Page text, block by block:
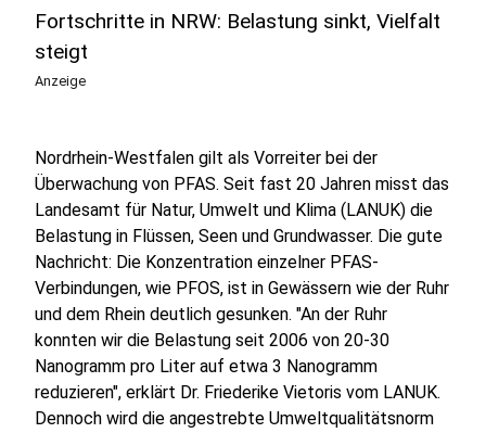
Fortschritte in NRW: Belastung sinkt, Vielfalt
steigt
Anzeige
Nordrhein-Westfalen gilt als Vorreiter bei der
Überwachung von PFAS. Seit fast 20 Jahren misst das
Landesamt für Natur, Umwelt und Klima (LANUK) die
Belastung in Flüssen, Seen und Grundwasser. Die gute
Nachricht: Die Konzentration einzelner PFAS-
Verbindungen, wie PFOS, ist in Gewässern wie der Ruhr
und dem Rhein deutlich gesunken. "An der Ruhr
konnten wir die Belastung seit 2006 von 20-30
Nanogramm pro Liter auf etwa 3 Nanogramm
reduzieren", erklärt Dr. Friederike Vietoris vom LANUK.
Dennoch wird die angestrebte Umweltqualitätsnorm